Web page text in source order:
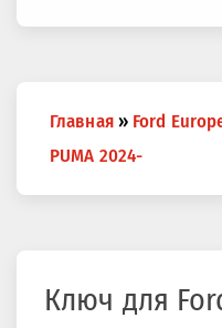
здесь
Главная » Ford
PUMA 2024-
Ключ для